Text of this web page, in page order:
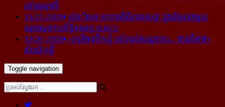
នៅ​អូស្ត្រាលី
10-23-2018
ហ៊ុន សែន អះអាង​ពី​ជំហរ​ខុស​គ្នា ក្នុង​ជំនួប​ជាមួយ​
ឧត្តម​ស្នងការ​សិទ្ធិ​មនុស្ស អ.ស.ប
10-20-2018
«រាត្រីចន្ទទឹកឃ្មុំ នៅបន្ទប់សណ្ឋាគារ... ជាន់ទី៣៥»
សំណើចខ្លី
Toggle navigation